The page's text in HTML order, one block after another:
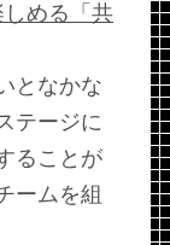
める「共
となかな
テージに
ることが
ームを組